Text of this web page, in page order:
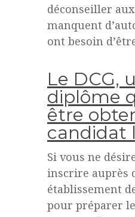
déconseiller
manquent
ont besoin
Le DCG,
diplôme
être
candidat
Si vous ne
inscrire auprès
établissement
pour préparer le